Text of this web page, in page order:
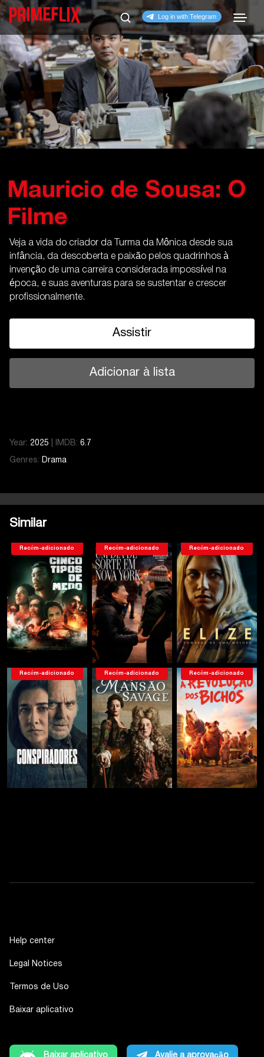
Mauricio de Sousa: O
Filme
Veja a vida do criador da Turma da Mônica desde sua
infância, da descoberta e paixão pelos quadrinhos à
invenção de uma carreira considerada impossível na
época, e suas aventuras para se sustentar e crescer
profissionalmente.
Assistir
Adicionar à lista
Year: 2025 IMDB: 6.7
Genres: Drama
Similar
Recém-adicionado Recém-adicionado Recém-adicionado
Recém-adicionado Recém-adicionado Recém-adicionado
Help center
Legal Notices
Termos de Uso
Baixar aplicativo
Baixar aplicativo Avalie a aprovação